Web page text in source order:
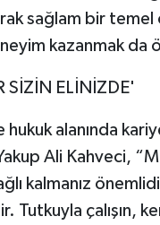
sağlam bir temel
kazanmak da
SİZİN ELİNİZDE'
hukuk alanında
Ali Kahveci,
kalmanız
Tutkuyla çalışın,